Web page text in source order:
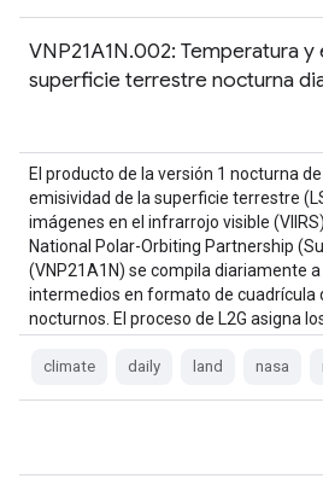
VNP21A1N.002: Temperatura
superficie terrestre nocturna
El producto de la versión 1 nocturna
emisividad de la superficie terrestre
imágenes en el infrarrojo visible
National Polar-Orbiting Partnership
(VNP21A1N) se compila diariamente
intermedios en formato de cuadrícula
nocturnos. El proceso de L2G asigna
climate daily land nasa